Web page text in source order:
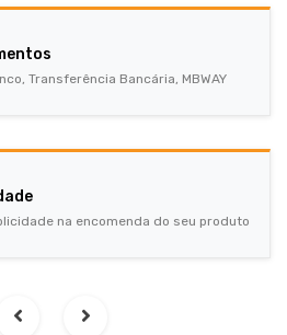
Transferência Bancária, MBWAY
na encomenda do seu produto